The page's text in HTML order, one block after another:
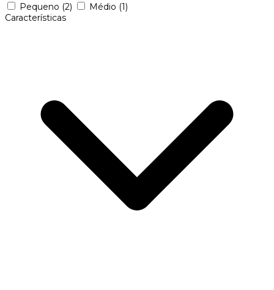
Pequeno (2) Médio (1)
Características